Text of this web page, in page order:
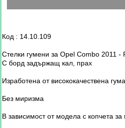
Код : 14.10.109
Стелки гумени за Opel Combo 2011 -
С борд задържащ кал, прах
Изработена от висококачествена гума
Без миризма
В зависимост от модела с копчета